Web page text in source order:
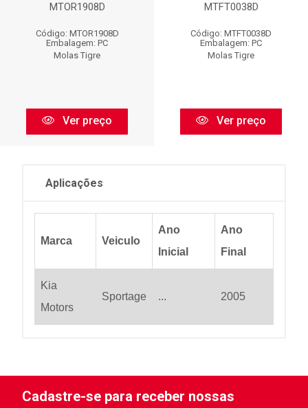
MTOR1908D
Código: MTOR1908D
Embalagem: PC
Molas Tigre
Ver preço
MTFT0038D
Código: MTFT0038D
Embalagem: PC
Molas Tigre
Ver preço
Aplicações
Marca Veiculo
Ano
Inicial
Ano
Final
Kia
Motors
Sportage ... 2005
Cadastre-se para receber nossas